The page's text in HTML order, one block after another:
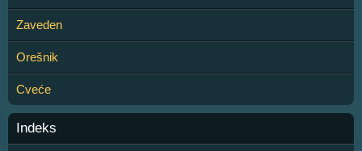
Zaveden
Orešnik
Cveće
Indeks